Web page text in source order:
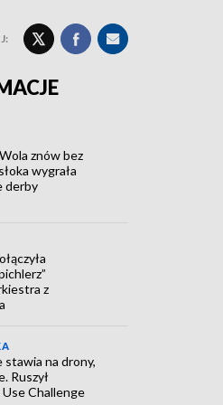
znów bez
wygrała
derby
z
stawia na drony,
Ruszył
Challenge